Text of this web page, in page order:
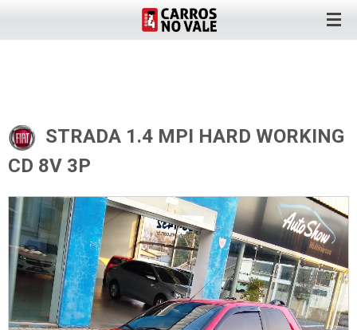
STRADA 1.4 MPI HARD WORKING
CD 8V 3P